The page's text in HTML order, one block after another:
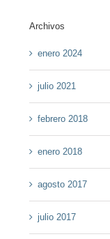
Archivos
enero 2024
julio 2021
febrero 2018
enero 2018
agosto 2017
julio 2017